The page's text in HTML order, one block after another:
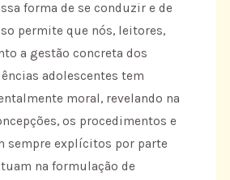
forma de se conduzir e de
permite que nós, leitores,
a gestão concreta dos
adolescentes tem
moral, revelando na
os procedimentos e
sempre explícitos por parte
na formulação de